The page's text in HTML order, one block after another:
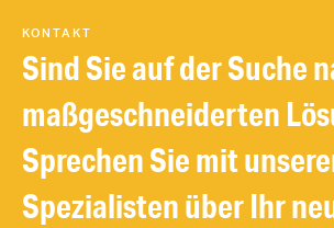
KONTAKT
Sind Sie auf der Suche
maßgeschneiderten
Sprechen Sie mit
Spezialisten über Ihr